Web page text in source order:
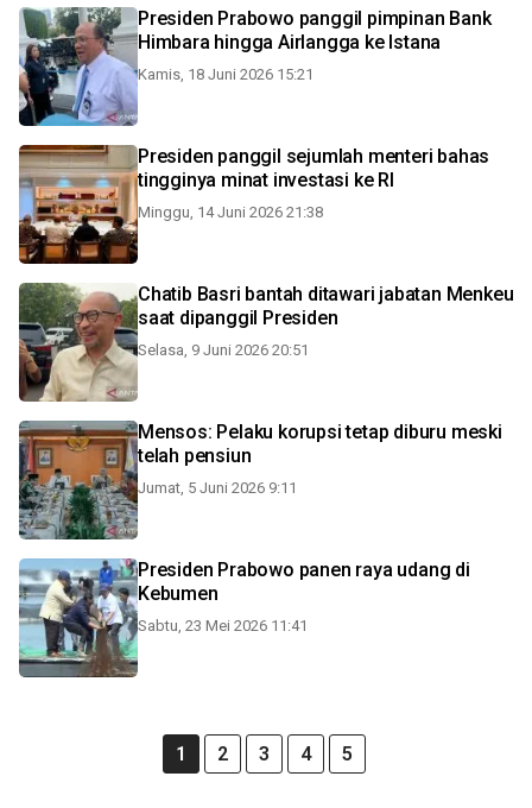
Presiden Prabowo panggil pimpinan Bank
Himbara hingga Airlangga ke Istana
Kamis, 18 Juni 2026 15:21
Presiden panggil sejumlah menteri bahas
tingginya minat investasi ke RI
Minggu, 14 Juni 2026 21:38
Chatib Basri bantah ditawari jabatan Menkeu
saat dipanggil Presiden
Selasa, 9 Juni 2026 20:51
Mensos: Pelaku korupsi tetap diburu meski
telah pensiun
Jumat, 5 Juni 2026 9:11
Presiden Prabowo panen raya udang di
Kebumen
Sabtu, 23 Mei 2026 11:41
1 2 3 4 5